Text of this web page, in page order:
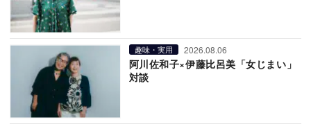
趣味・実用 2026.08.06
阿川佐和子×伊藤比呂美「女じまい」
対談